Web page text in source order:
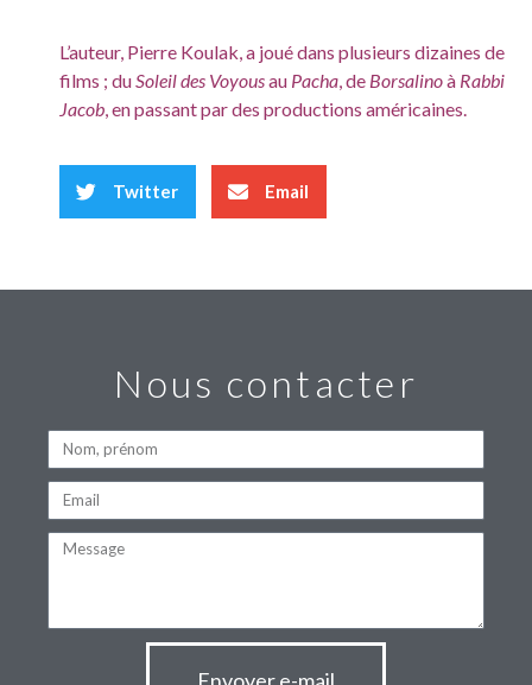
L’auteur, Pierre Koulak, a joué dans plusieurs dizaines de
films ; duSoleil des Voyousau Pacha, de Borsalinoà Rabbi
Jacob, en passant par des productions américaines.
Twitter Email
Nous contacter